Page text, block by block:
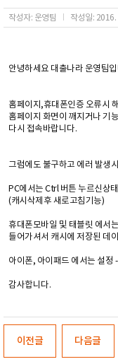
작성자: 운영팀 작성일: 2016.
안녕하세요 대출나라 운영팀
홈페이지,휴대폰인증 오류시
홈페이지 화면이 깨지거나 기
다시 접속바랍니다.
그럼에도 불구하고 에러 발생시
PC에서는 Ctrl 버튼 누르신상
(캐시삭제후 새로고침기능)
휴대폰모바일 및 태블릿 에서
들어가셔서 캐시에 저장된 데
아이폰, 아이패드 에서는 설정
감사합니다.
이전글 다음글